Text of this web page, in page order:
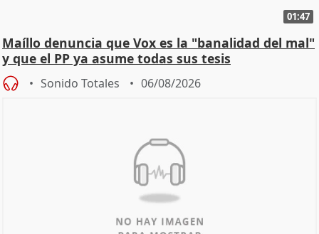
01:47
Maíllo denuncia que Vox es la "banalidad del mal"
y que el PP ya asume todas sus tesis
Sonido Totales 06/08/2026